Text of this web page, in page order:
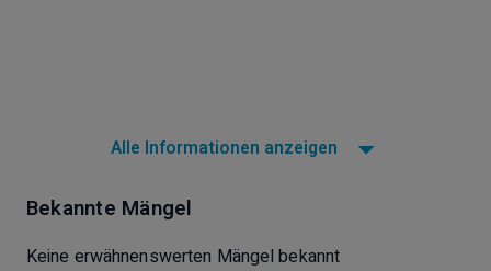
Alle Informationen anzeigen
Bekannte Mängel
Keine erwähnenswerten Mängel bekannt